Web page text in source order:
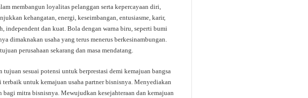
membangun loyalitas pelanggan serta kepercayaan diri,
kehangatan, energi, keseimbangan, entusiasme, karir,
independent dan kuat. Bola dengan warna biru, seperti bumi
dimaknakan usaha yang terus menerus berkesinambungan.
perusahaan sekarang dan masa mendatang.
sesuai potensi untuk berprestasi demi kemajuan bangsa
untuk kemajuan usaha partner bisnisnya. Menyediakan
mitra bisnisnya. Mewujudkan kesejahteraan dan kemajuan